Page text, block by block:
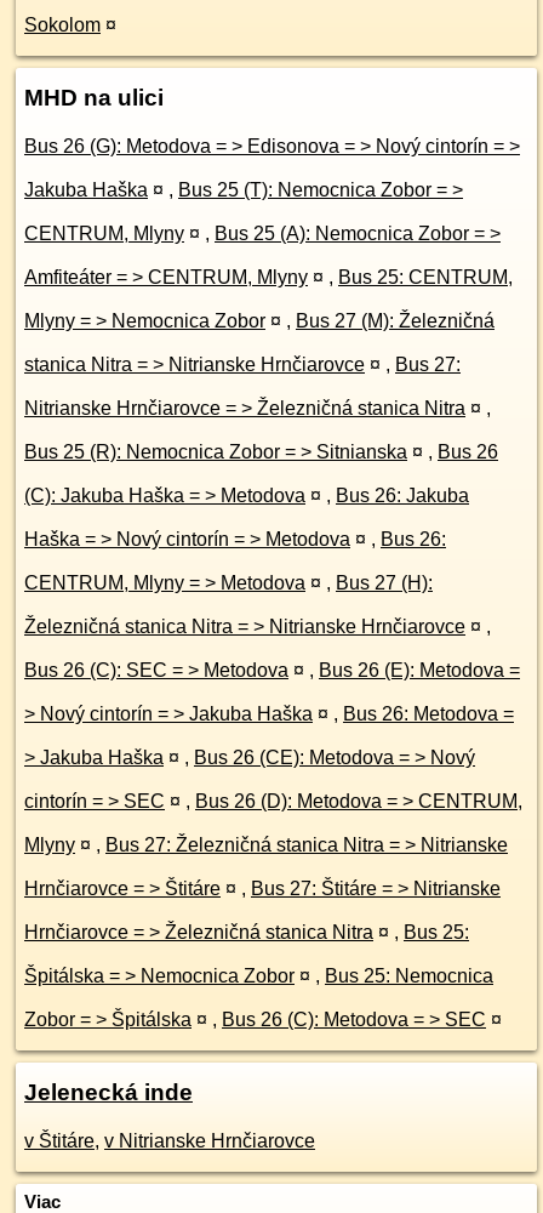
Sokolom ¤
MHD na ulici
Bus 26 (G): Metodova = > Edisonova = > Nový cintorín = >
Jakuba Haška ¤ , Bus 25 (T): Nemocnica Zobor = >
CENTRUM, Mlyny ¤ , Bus 25 (A): Nemocnica Zobor = >
Amfiteáter = > CENTRUM, Mlyny ¤ , Bus 25: CENTRUM,
Mlyny = > Nemocnica Zobor ¤ , Bus 27 (M): Železničná
stanica Nitra = > Nitrianske Hrnčiarovce ¤ , Bus 27:
Nitrianske Hrnčiarovce = > Železničná stanica Nitra ¤ ,
Bus 25 (R): Nemocnica Zobor = > Sitnianska ¤ , Bus 26
(C): Jakuba Haška = > Metodova ¤ , Bus 26: Jakuba
Haška = > Nový cintorín = > Metodova ¤ , Bus 26:
CENTRUM, Mlyny = > Metodova ¤ , Bus 27 (H):
Železničná stanica Nitra = > Nitrianske Hrnčiarovce ¤ ,
Bus 26 (C): SEC = > Metodova ¤ , Bus 26 (E): Metodova =
> Nový cintorín = > Jakuba Haška ¤ , Bus 26: Metodova =
> Jakuba Haška ¤ , Bus 26 (CE): Metodova = > Nový
cintorín = > SEC ¤ , Bus 26 (D): Metodova = > CENTRUM,
Mlyny ¤ , Bus 27: Železničná stanica Nitra = > Nitrianske
Hrnčiarovce = > Štitáre ¤ , Bus 27: Štitáre = > Nitrianske
Hrnčiarovce = > Železničná stanica Nitra ¤ , Bus 25:
Špitálska = > Nemocnica Zobor ¤ , Bus 25: Nemocnica
Zobor = > Špitálska ¤ , Bus 26 (C): Metodova = > SEC ¤
Jelenecká inde
v Štitáre, v Nitrianske Hrnčiarovce
Viac